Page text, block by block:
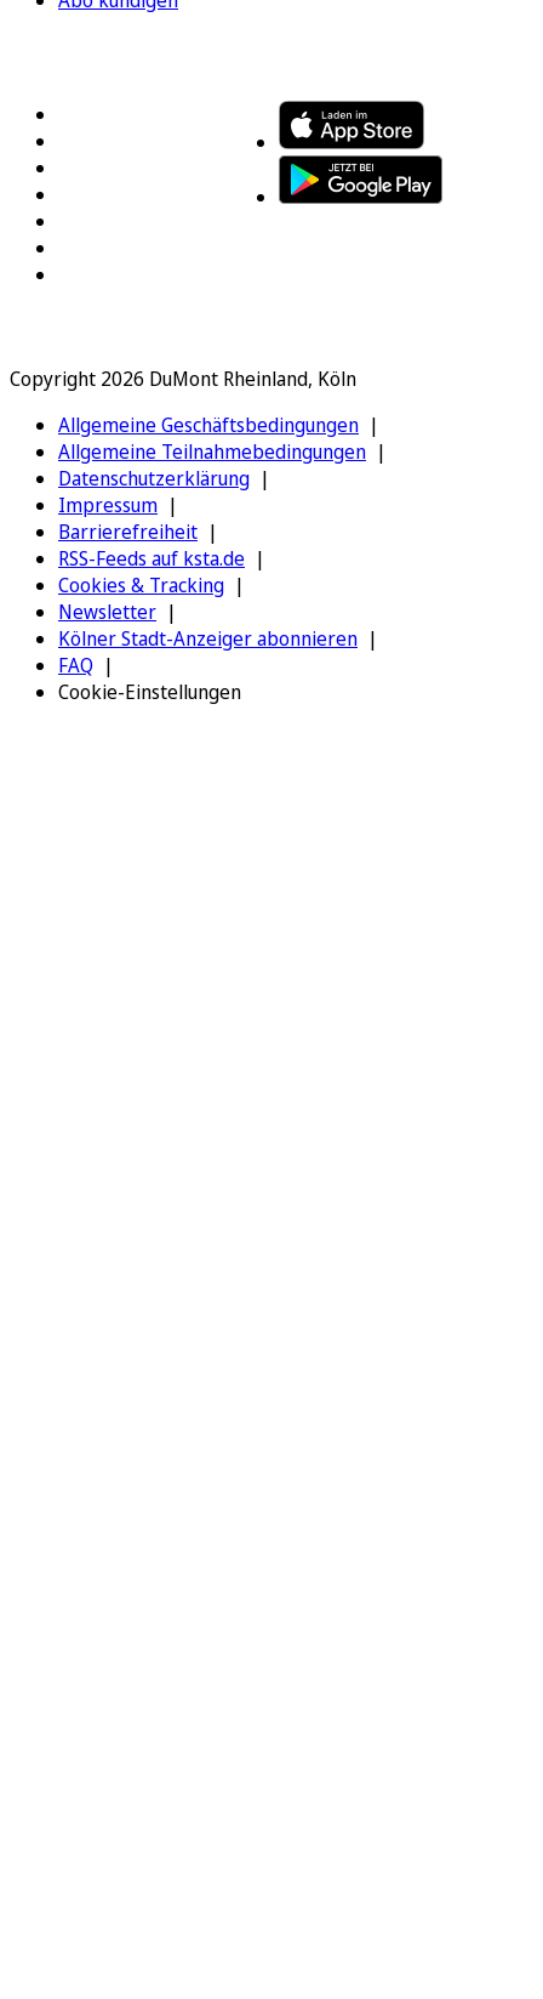
Copyright 2026 DuMont Rheinland, Köln
Allgemeine Geschäftsbedingungen
Allgemeine Teilnahmebedingungen
Datenschutzerklärung
Impressum
Barrierefreiheit
RSS-Feeds auf ksta.de
Cookies & Tracking
Newsletter
Kölner Stadt-Anzeiger abonnieren
FAQ
Cookie-Einstellungen